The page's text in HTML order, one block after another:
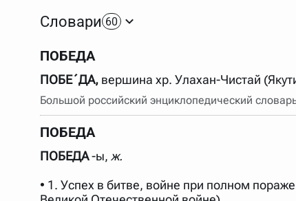
Если точное написание слова неизвестно (как в
Для более сложных случаев существует
В сложных запросах тоже могут присутствовать
словом "***м***ов", далее через пробел "поэт".
Порядок словарей можно изменять, перетаскивая
Словари 60
ПОБЕДА
ПОБЕ´ДА, вершина хр. Улахан-Чистай
Большой российский энциклопедический
ПОБЕДА
ПОБЕДА-ы, ж.
• 1. Успех в битве, войне при полном